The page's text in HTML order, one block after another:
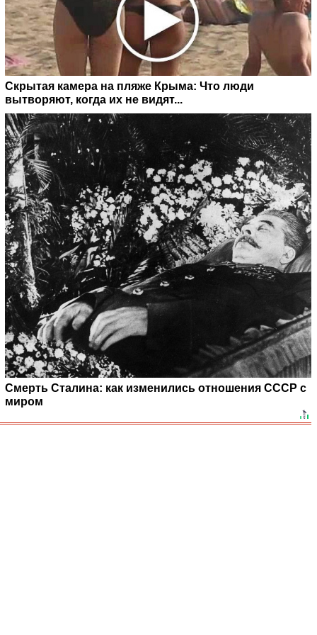
Скрытая камера на пляже Крыма: Что люди
вытворяют, когда их не видят...
Смерть Сталина: как изменились отношения СССР с
миром